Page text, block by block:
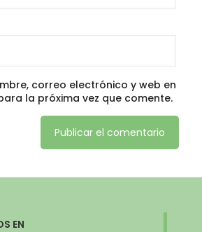
correo electrónico y web en
la próxima vez que comente.
EN